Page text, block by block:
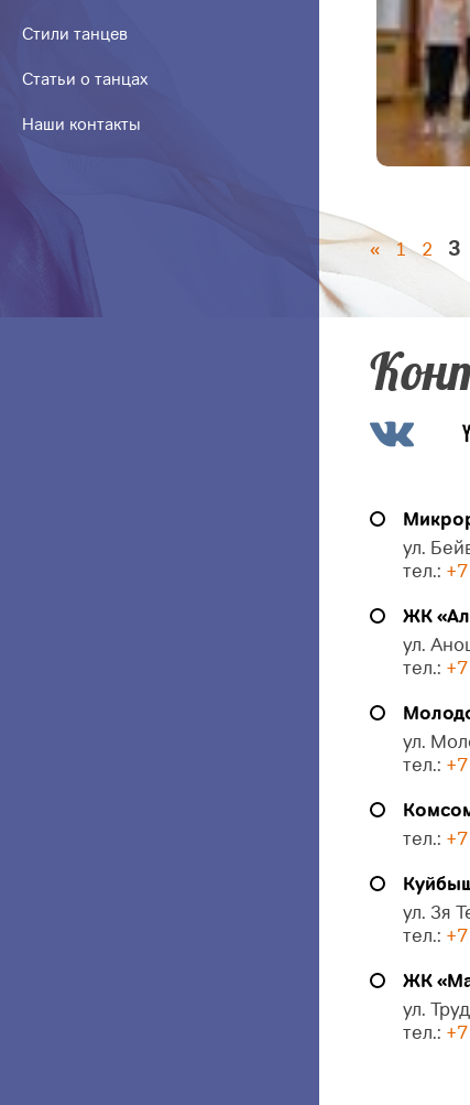
Стили танцев
Статьи о танцах
Наши контакты
« 1 2 3
ул.
тел.:
ЖК
ул.
тел.:
ул.
тел.:
тел.:
ул. 3я
тел.:
ЖК
ул.
тел.: